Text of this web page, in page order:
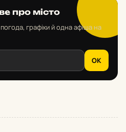
про місто
графіки й одна афіша на
OK